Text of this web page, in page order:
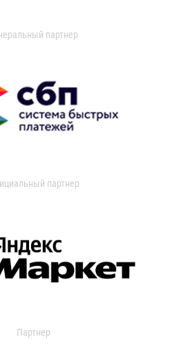
партнер
партнер
Партнер